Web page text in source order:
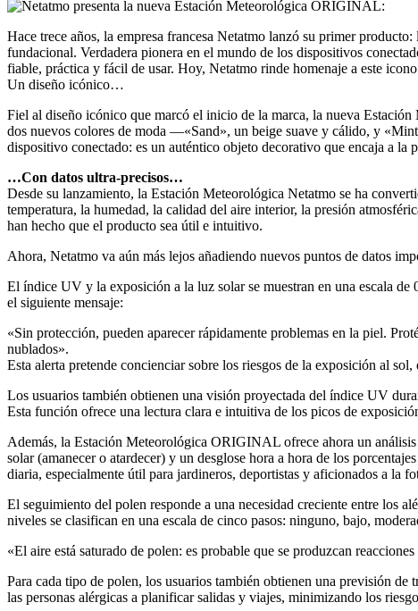
Hace trece años, la empresa francesa Netatmo lanzó su primer
fundacional. Verdadera pionera en el mundo de los dispositivos
fiable, práctica y fácil de usar. Hoy, Netatmo rinde homenaje a este
Un diseño icónico…
Fiel al diseño icónico que marcó el inicio de la marca, la nueva
dos nuevos colores de moda —«Sand», un beige suave y cálido, y
dispositivo conectado: es un auténtico objeto decorativo que encaja a
…Con datos ultra-precisos…
Desde su lanzamiento, la Estación Meteorológica Netatmo se ha
temperatura, la humedad, la calidad del aire interior, la presión
han hecho que el producto sea útil e intuitivo.
Ahora, Netatmo va aún más lejos añadiendo nuevos puntos de datos
El índice UV y la exposición a la luz solar se muestran en una escala
el siguiente mensaje:
«Sin protección, pueden aparecer rápidamente problemas en la piel.
nublados».
Esta alerta pretende concienciar sobre los riesgos de la exposición al
Los usuarios también obtienen una visión proyectada del índice UV
Esta función ofrece una lectura clara e intuitiva de los picos de
Además, la Estación Meteorológica ORIGINAL ofrece ahora un
solar (amanecer o atardecer) y un desglose hora a hora de los
diaria, especialmente útil para jardineros, deportistas y aficionados a la
El seguimiento del polen responde a una necesidad creciente entre los
niveles se clasifican en una escala de cinco pasos: ninguno, bajo,
«El aire está saturado de polen: es probable que se produzcan
Para cada tipo de polen, los usuarios también obtienen una previsión
las personas alérgicas a planificar salidas y viajes, minimizando los